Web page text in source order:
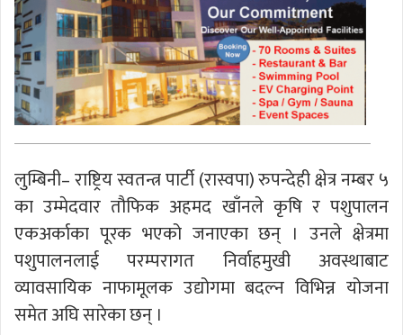
लुम्बिनी– राष्ट्रिय स्वतन्त्र पार्टी (रास्वपा) रुपन्देही क्षेत्र नम्बर ५
का उम्मेदवार तौफिक अहमद खाँनले कृषि र पशुपालन
एकअर्काका पूरक भएको जनाएका छन् । उनले क्षेत्रमा
पशुपालनलाई परम्परागत निर्वाहमुखी अवस्थाबाट
व्यावसायिक नाफामूलक उद्योगमा बदल्न विभिन्न योजना
समेत अघि सारेका छन् ।